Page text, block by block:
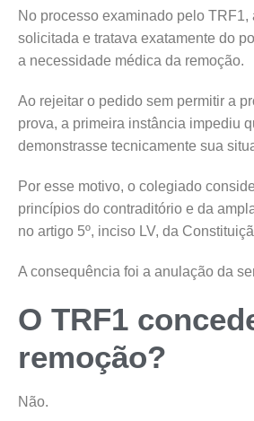
No processo examinado pelo
solicitada e tratava exatamente do
a necessidade médica da remoção.
Ao rejeitar o pedido sem permitir a
prova, a primeira instância impediu
demonstrasse tecnicamente sua
Por esse motivo, o colegiado
princípios do contraditório e da
no artigo 5º, inciso LV, da
A consequência foi a anulação da
O TRF1
remoção?
Não.